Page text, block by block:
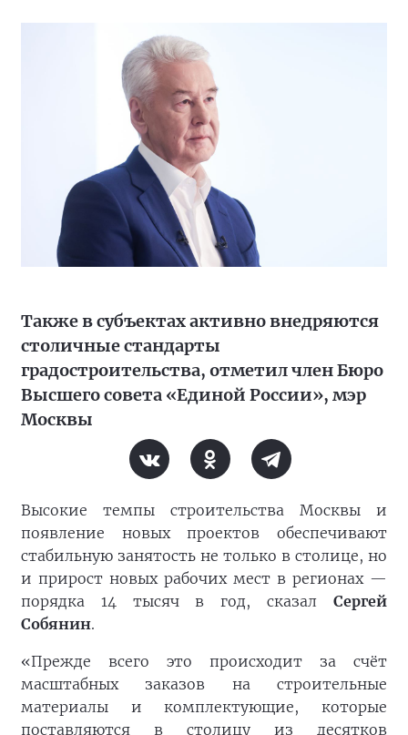
Также в субъектах активно внедряются
столичные стандарты
градостроительства, отметил член Бюро
Высшего совета «Единой России», мэр
Москвы
Высокие темпы строительства Москвы и
появление новых проектов обеспечивают
стабильную занятость не только в столице, но
и прирост новых рабочих мест в регионах —
порядка 14 тысяч в год, сказал Сергей
Собянин.
«Прежде всего это происходит за счёт
масштабных заказов на строительные
материалы и комплектующие, которые
поставляются в столицу из десятков